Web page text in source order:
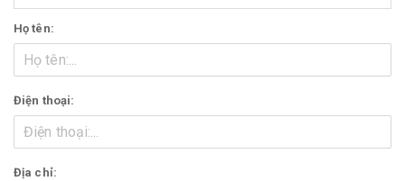
Họ tên:
Điện thoại:
Địa chỉ: